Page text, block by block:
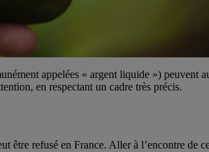
appelées « argent liquide ») peuvent
en respectant un cadre très précis.
être refusé en France. Aller à l’encontre de